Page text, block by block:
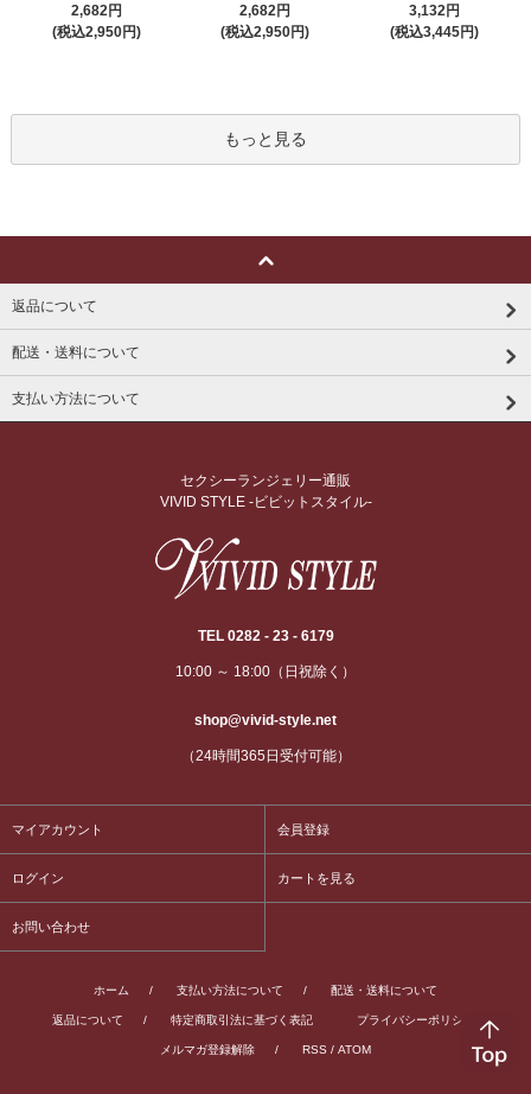
2,682円
(税込2,950円)
2,682円
(税込2,950円)
3,132円
(税込3,445円)
もっと見る
返品について
配送・送料について
支払い方法について
セクシーランジェリー通販
VIVID STYLE -ビビットスタイル-
TEL 0282 - 23 - 6179
10:00 ～ 18:00（日祝除く）
shop@vivid-style.net
（24時間365日受付可能）
マイアカウント 会員登録
ログイン カートを見る
お問い合わせ
ホーム / 支払い方法について / 配送・送料について
返品について / 特定商取引法に基づく表記 プライバシーポリシー
メルマガ登録解除 / RSS / ATOM